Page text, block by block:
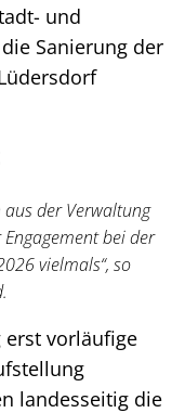
und
Sanierung der
der Verwaltung
bei der
vielmals“, so
erst vorläufige
landesseitig die